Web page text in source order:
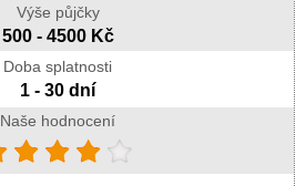
Výše půjčky
500 - 4500 Kč
Doba splatnosti
1 - 30 dní
Naše hodnocení